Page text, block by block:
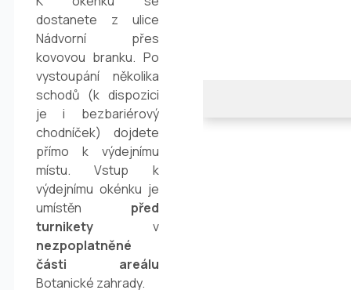
dostanete z ulice
Nádvorní přes
kovovou branku. Po
vystoupání několika
schodů (k dispozici
je i bezbariérový
chodníček) dojdete
přímo k výdejnímu
místu. Vstup k
výdejnímu okénku je
umístěn před
turniketyv
nezpoplatněné
části areálu
Botanické zahrady.